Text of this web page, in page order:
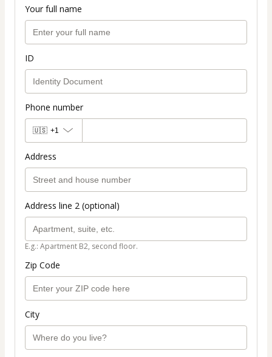
Your full name
ID
Phone number
🇺🇸 +1
Address
Address line 2 (optional)
E.g.: Apartment B2, second floor.
Zip Code
City